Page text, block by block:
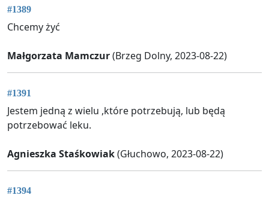
#1389
Chcemy żyć
Małgorzata Mamczur(Brzeg Dolny, 2023-08-22)
#1391
Jestem jedną z wielu ,które potrzebują, lub będą
potrzebować leku.
Agnieszka Staśkowiak(Głuchowo, 2023-08-22)
#1394